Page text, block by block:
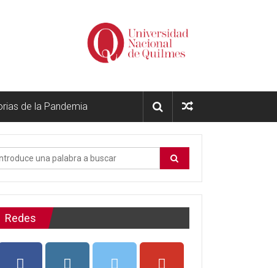
de la Pandemia
Redes